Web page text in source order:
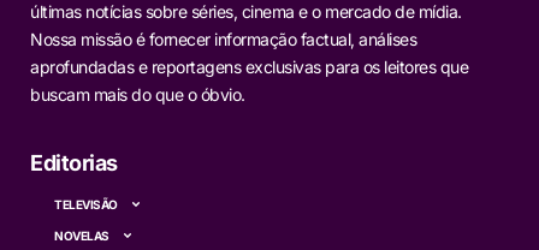
últimas notícias sobre séries, cinema e o mercado de mídia.
Nossa missão é fornecer informação factual, análises
aprofundadas e reportagens exclusivas para os leitores que
buscam mais do que o óbvio.
Editorias
TELEVISÃO
NOVELAS